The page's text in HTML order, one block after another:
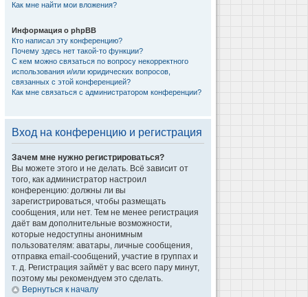
Как мне найти мои вложения?
Информация о phpBB
Кто написал эту конференцию?
Почему здесь нет такой-то функции?
С кем можно связаться по вопросу некорректного
использования и/или юридических вопросов,
связанных с этой конференцией?
Как мне связаться с администратором конференции?
Вход на конференцию и регистрация
Зачем мне нужно регистрироваться?
Вы можете этого и не делать. Всё зависит от
того, как администратор настроил
конференцию: должны ли вы
зарегистрироваться, чтобы размещать
сообщения, или нет. Тем не менее регистрация
даёт вам дополнительные возможности,
которые недоступны анонимным
пользователям: аватары, личные сообщения,
отправка email-сообщений, участие в группах и
т. д. Регистрация займёт у вас всего пару минут,
поэтому мы рекомендуем это сделать.
Вернуться к началу